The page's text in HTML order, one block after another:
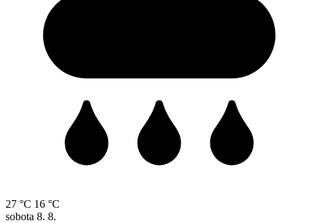
27 °C 16 °C
sobota 8. 8.